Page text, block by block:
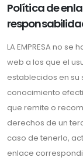
Política de
LA EMPRESA no
web a los que el
establecidos en su
conocimiento
que remite o
derechos de un
caso de tenerlo,
enlace